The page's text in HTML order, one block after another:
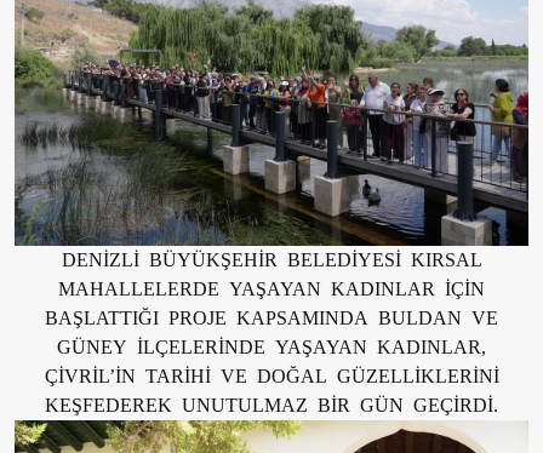
DENİZLİ BÜYÜKŞEHİR BELEDİYESİ KIRSAL
MAHALLELERDE YAŞAYAN KADINLAR İÇİN
BAŞLATTIĞI PROJE KAPSAMINDA BULDAN VE
GÜNEY İLÇELERİNDE YAŞAYAN KADINLAR,
ÇİVRİL’İN TARİHİ VE DOĞAL GÜZELLİKLERİNİ
KEŞFEDEREK UNUTULMAZ BİR GÜN GEÇİRDİ.